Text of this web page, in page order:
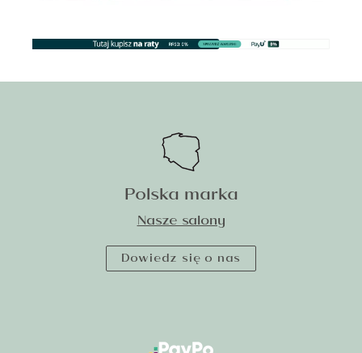
Polska marka
Nasze salony
Dowiedz się o nas